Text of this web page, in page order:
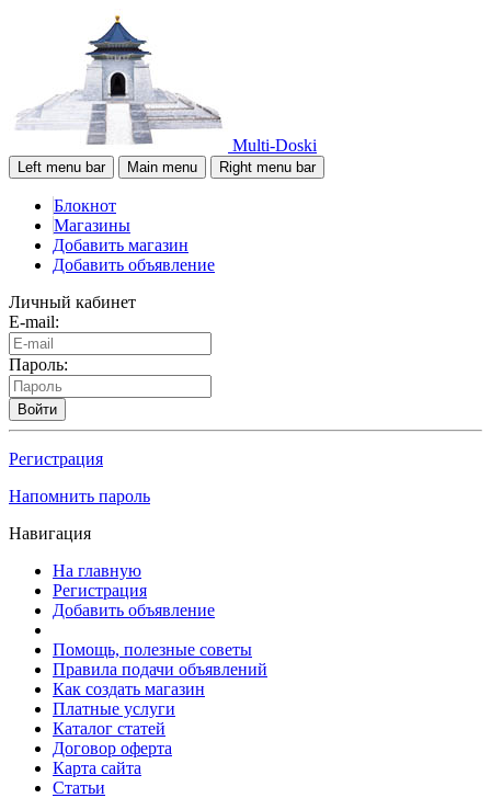
Multi-Doski
Left menu bar Main menu Right menu bar
Блокнот
Магазины
Добавить магазин
Добавить объявление
Личный кабинет
E-mail:
Пароль:
Войти
Регистрация
Напомнить пароль
Навигация
На главную
Регистрация
Добавить объявление
Помощь, полезные советы
Правила подачи объявлений
Как создать магазин
Платные услуги
Каталог статей
Договор оферта
Карта сайта
Статьи